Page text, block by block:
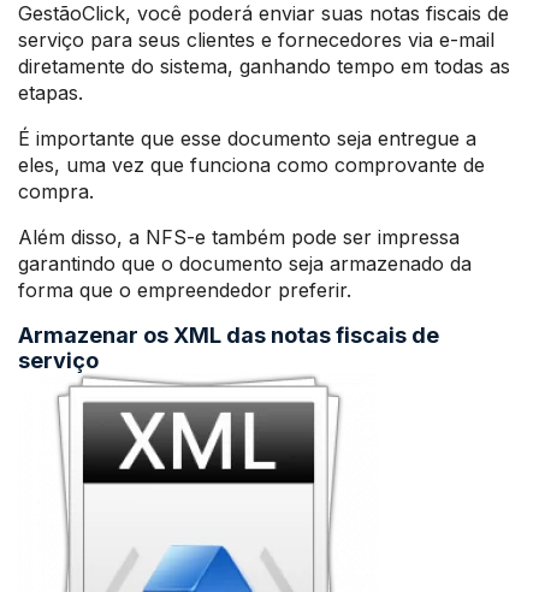
GestãoClick, você poderá enviar suas notas fiscais de
serviço para seus clientes e fornecedores via e-mail
diretamente do sistema, ganhando tempo em todas as
etapas.
É importante que esse documento seja entregue a
eles, uma vez que funciona como comprovante de
compra.
Além disso, a NFS-e também pode ser impressa
garantindo que o documento seja armazenado da
forma que o empreendedor preferir.
Armazenar os XML das notas fiscais de
serviço